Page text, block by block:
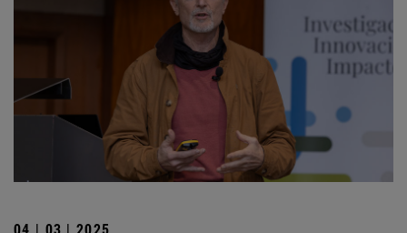
04 | 03 | 2025